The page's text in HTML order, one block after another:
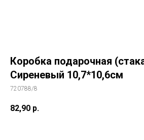
Коробка подарочная
Сиреневый 10,7*10,6см
720788/8
82,90 р.